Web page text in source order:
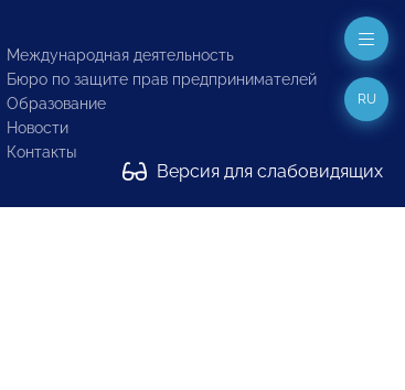
Международная деятельность
Бюро по защите прав предпринимателей
Образование
Новости
Контакты
Версия для слабовидящих
RU